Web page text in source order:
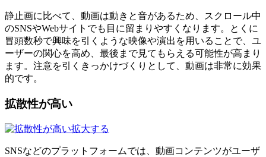
静止画に比べて、動画は動きと音があるため、スクロール中
のSNSやWebサイトでも目に留まりやすくなります。とくに
冒頭数秒で興味を引くような映像や演出を用いることで、ユ
ーザーの関心を高め、最後まで見てもらえる可能性が高まり
ます。注意を引くきっかけづくりとして、動画は非常に効果
的です。
拡散性が高い
拡大する
SNSなどのプラットフォームでは、動画コンテンツがユーザ